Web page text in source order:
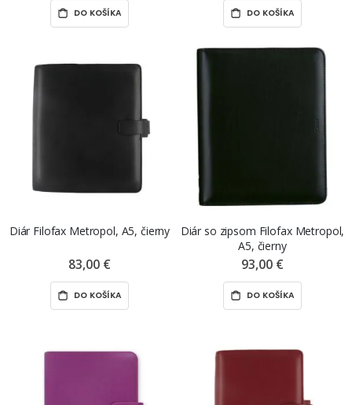
DO KOŠÍKA DO KOŠÍKA
Diár Filofax Metropol, A5, čierny
83,00 €
DO KOŠÍKA
Diár so zipsom Filofax Metropol,
A5, čierny
93,00 €
DO KOŠÍKA